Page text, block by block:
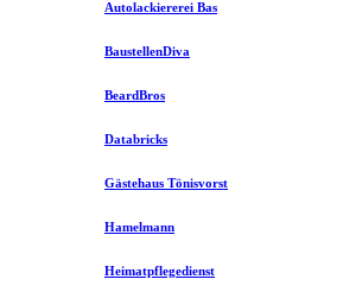
Autolackiererei Bas
BaustellenDiva
BeardBros
Databricks
Gästehaus Tönisvorst
Hamelmann
Heimatpflegedienst